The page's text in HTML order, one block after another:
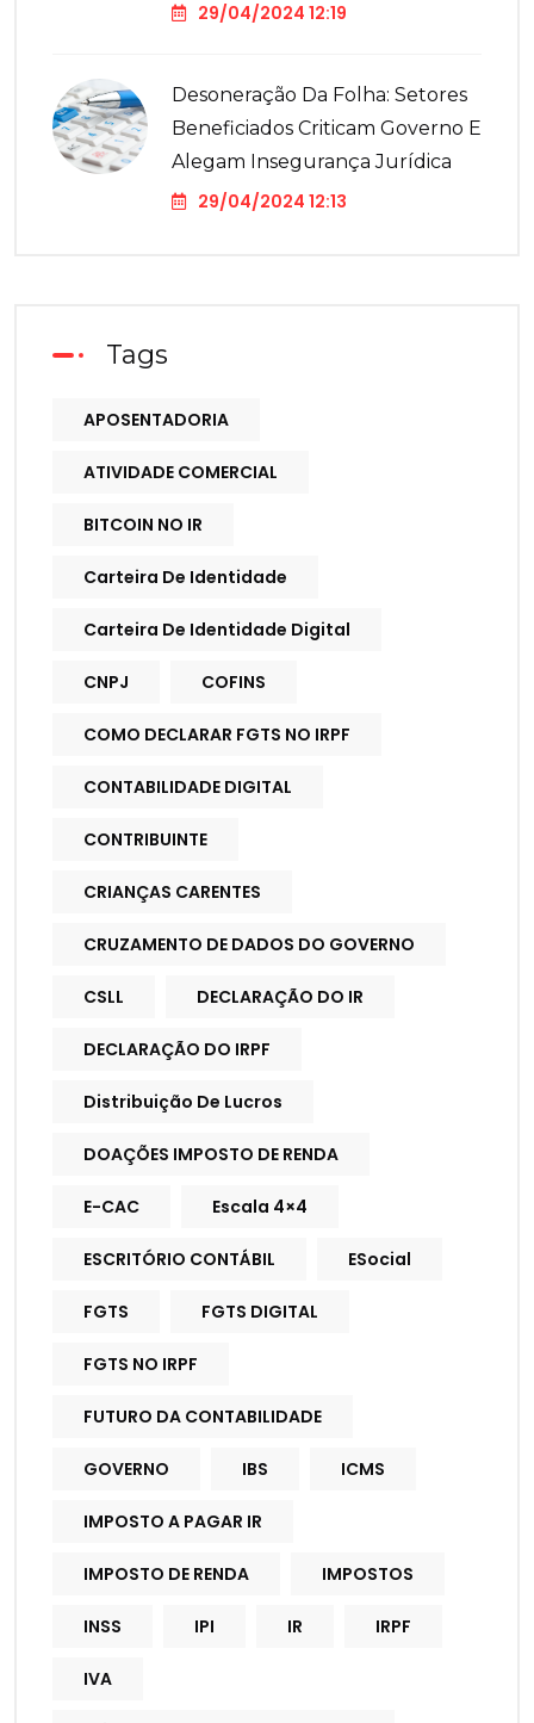
29/04/2024 12:19
Desoneração Da Folha: Setores
Beneficiados Criticam Governo E
Alegam Insegurança Jurídica
29/04/2024 12:13
Tags
APOSENTADORIA
ATIVIDADE COMERCIAL
BITCOIN NO IR
Carteira De Identidade
Carteira De Identidade Digital
CNPJ COFINS
COMO DECLARAR FGTS NO IRPF
CONTABILIDADE DIGITAL
CONTRIBUINTE
CRIANÇAS CARENTES
CRUZAMENTO DE DADOS DO GOVERNO
CSLL DECLARAÇÃO DO IR
DECLARAÇÃO DO IRPF
Distribuição De Lucros
DOAÇÕES IMPOSTO DE RENDA
E-CAC Escala 4×4
ESCRITÓRIO CONTÁBIL ESocial
FGTS FGTS DIGITAL
FGTS NO IRPF
FUTURO DA CONTABILIDADE
GOVERNO IBS ICMS
IMPOSTO A PAGAR IR
IMPOSTO DE RENDA IMPOSTOS
INSS IPI IR IRPF
IVA